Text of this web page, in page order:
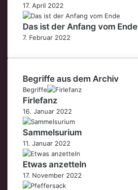
17. April 2022
Das ist der Anfang vom Ende
7. Februar 2022
Begriffe aus dem Archiv
Begriffe
Firlefanz
16. Januar 2022
Sammelsurium
11. Januar 2022
Etwas anzetteln
17. November 2022